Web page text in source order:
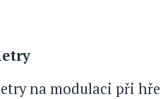
na modulaci při